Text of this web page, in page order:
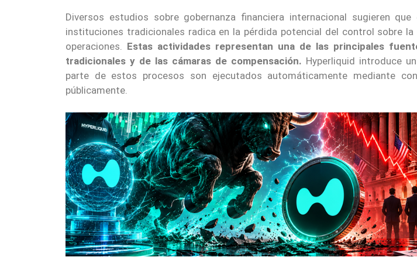
Diversos estudios sobre gobernanza financiera internacional sugieren
instituciones tradicionales radica en la pérdida potencial del control sobre
operaciones. Estas actividades representan una de las principales
tradicionales y de las cámaras de compensación. Hyperliquid introduce
parte de estos procesos son ejecutados automáticamente mediante
públicamente.